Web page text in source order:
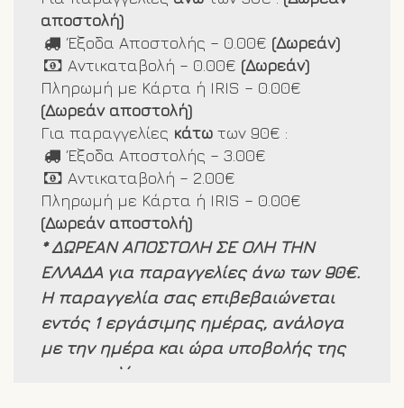
αποστολή)
Έξοδα Αποστολής – 0.00€ (Δωρεάν)
Αντικαταβολή – 0.00€ (Δωρεάν)
Πληρωμή με Κάρτα ή IRIS – 0.00€
(Δωρεάν αποστολή)
Για παραγγελίες κάτω των 90€ :
Έξοδα Αποστολής – 3.00€
Αντικαταβολή – 2.00€
Πληρωμή με Κάρτα ή IRIS – 0.00€
(Δωρεάν αποστολή)
* ΔΩΡΕΑΝ ΑΠΟΣΤΟΛΗ ΣΕ ΟΛΗ ΤΗΝ
ΕΛΛΑΔΑ για παραγγελίες άνω των 90€.
Η παραγγελία σας επιβεβαιώνεται
εντός 1 εργάσιμης ημέρας, ανάλογα
με την ημέρα και ώρα υποβολής της
παραγγελίας.